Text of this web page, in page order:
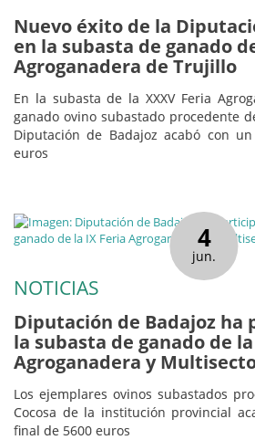
Nuevo éxito de la
en la subasta de ganado
Agroganadera de Trujillo
En la subasta de la XXXV Feria
ganado ovino subastado procedente
Diputación de Badajoz acabó con
euros
4
jun.
NOTICIAS
Diputación de Badajoz ha
la subasta de ganado de
Agroganadera y
Los ejemplares ovinos subastados
Cocosa de la institución provincial
final de 5600 euros